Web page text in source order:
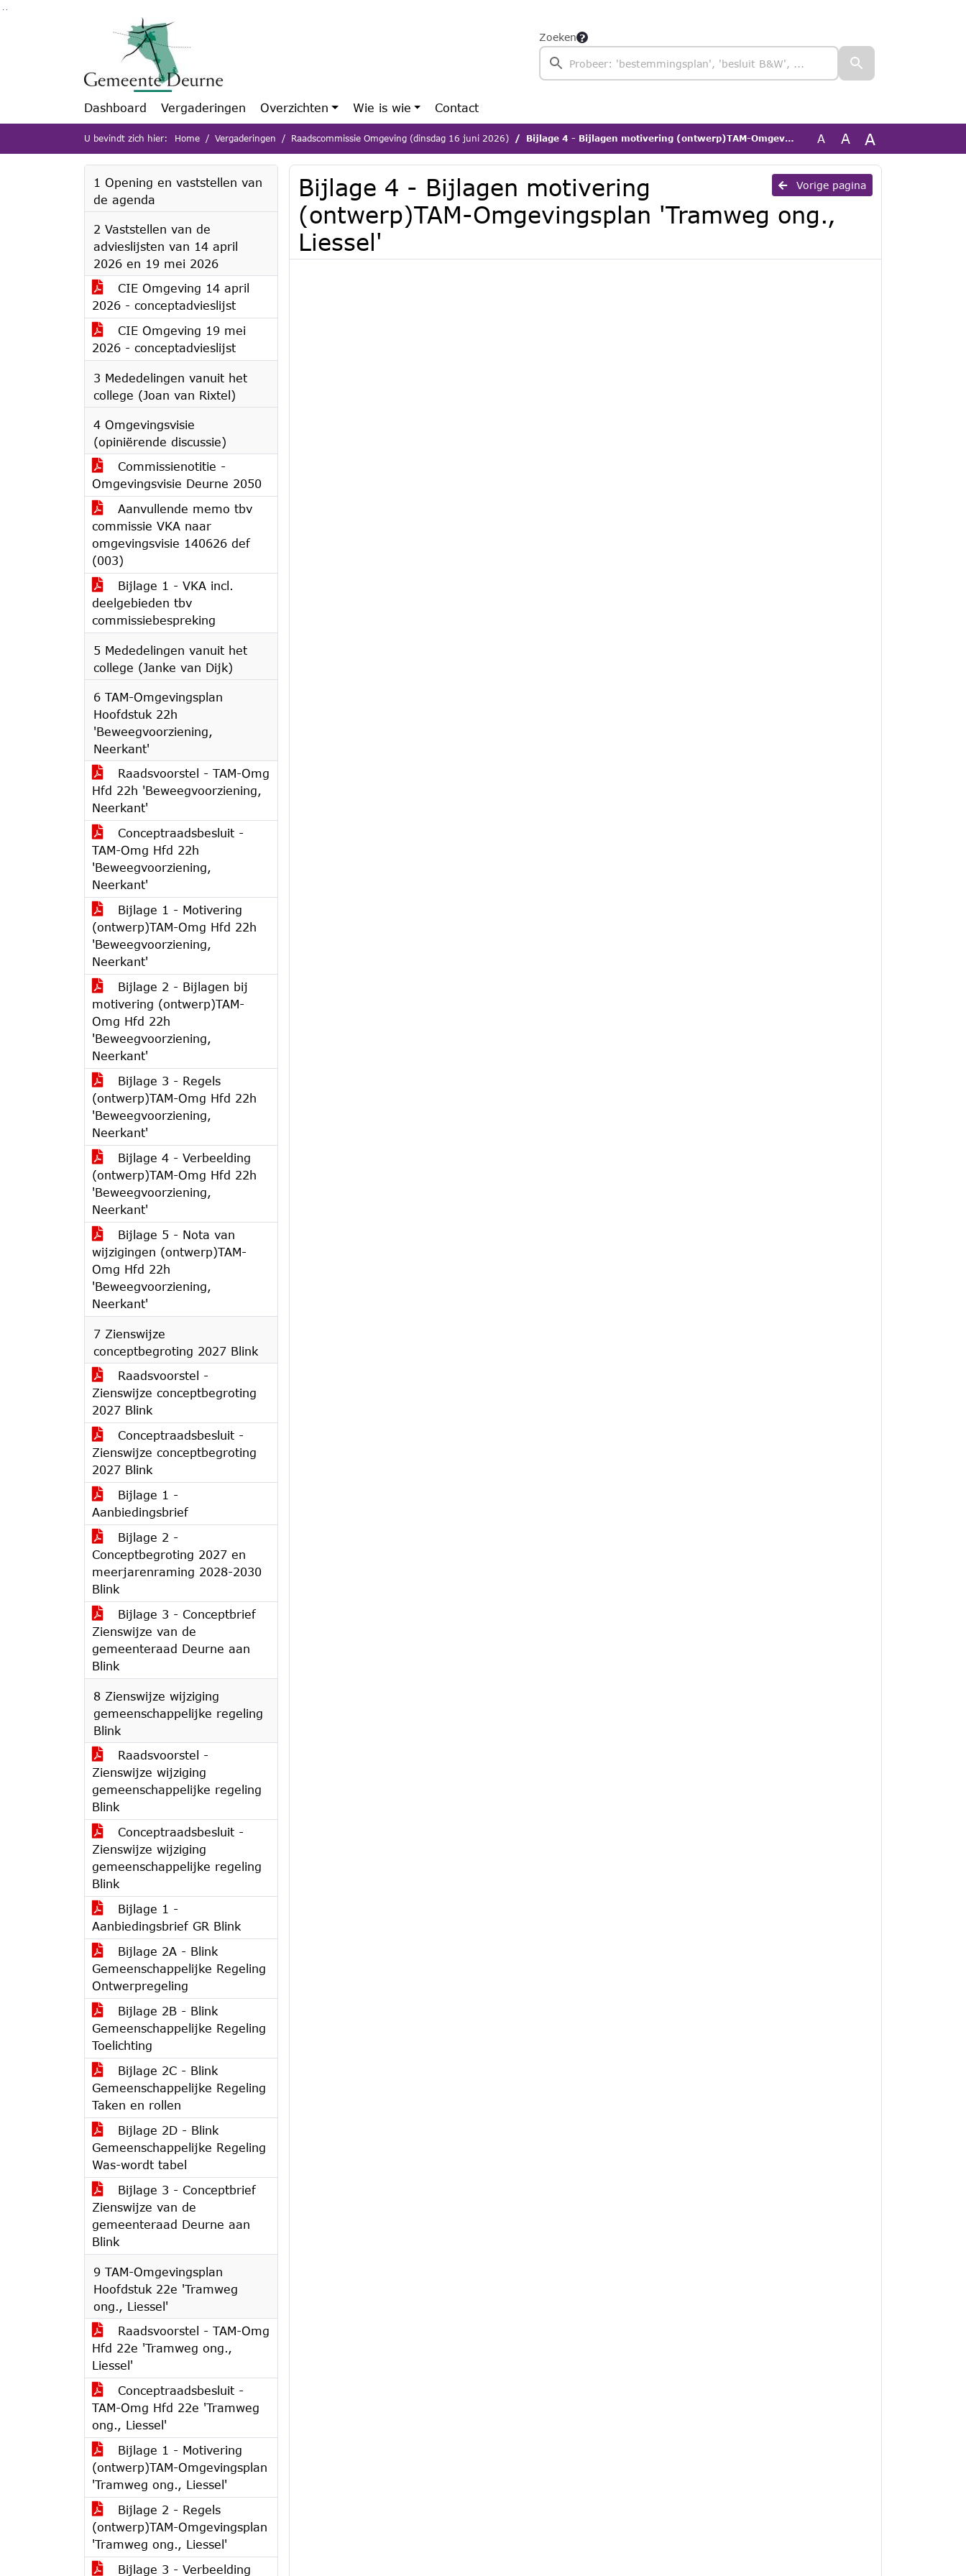
Ga naar de inhoud van deze pagina
Zoeken
Dashboard Vergaderingen Overzichten Wie is wie Contact
U bevindt zich hier: Home Vergaderingen Raadscommissie Omgeving (dinsdag 16 juni 2026) Bijlage 4 - Bijlagen motivering (ontwerp)TAM-Omgevingsplan 'Tramweg ong., Liessel' A A A
1 Opening en vaststellen van
de agenda
2 Vaststellen van de
advieslijsten van 14 april
2026 en 19 mei 2026
CIE Omgeving 14 april
2026 - conceptadvieslijst
CIE Omgeving 19 mei
2026 - conceptadvieslijst
3 Mededelingen vanuit het
college (Joan van Rixtel)
4 Omgevingsvisie
(opiniërende discussie)
Commissienotitie -
Omgevingsvisie Deurne 2050
Aanvullende memo tbv
commissie VKA naar
omgevingsvisie 140626 def
(003)
Bijlage 1 - VKA incl.
deelgebieden tbv
commissiebespreking
5 Mededelingen vanuit het
college (Janke van Dijk)
6 TAM-Omgevingsplan
Hoofdstuk 22h
'Beweegvoorziening,
Neerkant'
Raadsvoorstel - TAM-Omg
Hfd 22h 'Beweegvoorziening,
Neerkant'
Conceptraadsbesluit -
TAM-Omg Hfd 22h
'Beweegvoorziening,
Neerkant'
Bijlage 1 - Motivering
(ontwerp)TAM-Omg Hfd 22h
'Beweegvoorziening,
Neerkant'
Bijlage 2 - Bijlagen bij
motivering (ontwerp)TAM-
Omg Hfd 22h
'Beweegvoorziening,
Neerkant'
Bijlage 3 - Regels
(ontwerp)TAM-Omg Hfd 22h
'Beweegvoorziening,
Neerkant'
Bijlage 4 - Verbeelding
(ontwerp)TAM-Omg Hfd 22h
'Beweegvoorziening,
Neerkant'
Bijlage 5 - Nota van
wijzigingen (ontwerp)TAM-
Omg Hfd 22h
'Beweegvoorziening,
Neerkant'
7 Zienswijze
conceptbegroting 2027 Blink
Raadsvoorstel -
Zienswijze conceptbegroting
2027 Blink
Conceptraadsbesluit -
Zienswijze conceptbegroting
2027 Blink
Bijlage 1 -
Aanbiedingsbrief
Bijlage 2 -
Conceptbegroting 2027 en
meerjarenraming 2028-2030
Blink
Bijlage 3 - Conceptbrief
Zienswijze van de
gemeenteraad Deurne aan
Blink
8 Zienswijze wijziging
gemeenschappelijke regeling
Blink
Raadsvoorstel -
Zienswijze wijziging
gemeenschappelijke regeling
Blink
Conceptraadsbesluit -
Zienswijze wijziging
gemeenschappelijke regeling
Blink
Bijlage 1 -
Aanbiedingsbrief GR Blink
Bijlage 2A - Blink
Gemeenschappelijke Regeling
Ontwerpregeling
Bijlage 2B - Blink
Gemeenschappelijke Regeling
Toelichting
Bijlage 2C - Blink
Gemeenschappelijke Regeling
Taken en rollen
Bijlage 2D - Blink
Gemeenschappelijke Regeling
Was-wordt tabel
Bijlage 3 - Conceptbrief
Zienswijze van de
gemeenteraad Deurne aan
Blink
9 TAM-Omgevingsplan
Hoofdstuk 22e 'Tramweg
ong., Liessel'
Raadsvoorstel - TAM-Omg
Hfd 22e 'Tramweg ong.,
Liessel'
Conceptraadsbesluit -
TAM-Omg Hfd 22e 'Tramweg
ong., Liessel'
Bijlage 1 - Motivering
(ontwerp)TAM-Omgevingsplan
'Tramweg ong., Liessel'
Bijlage 2 - Regels
(ontwerp)TAM-Omgevingsplan
'Tramweg ong., Liessel'
Bijlage 3 - Verbeelding
Vorige pagina
Bijlage 4 - Bijlagen motivering
(ontwerp)TAM-Omgevingsplan 'Tramweg ong.,
Liessel'